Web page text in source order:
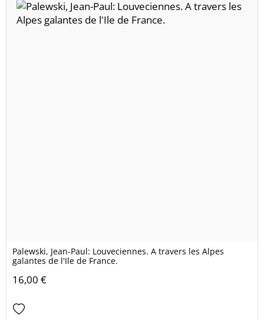
Palewski, Jean-Paul: Louveciennes. A travers les Alpes
galantes de l'Ile de France.
16,00 €